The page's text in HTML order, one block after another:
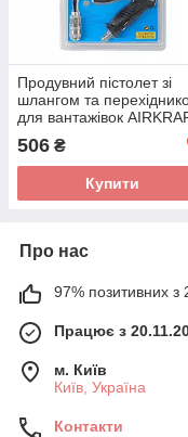
Продувний пістолет зі
шлангом та
для вантажівок
506 ₴
Купити
Про нас
97% позитивних з
Працює з
м. Київ
Київ, Україна
Контакти